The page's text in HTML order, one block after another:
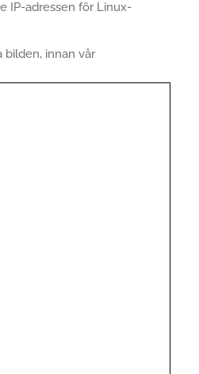
IP-adressen för Linux-
bilden, innan vår